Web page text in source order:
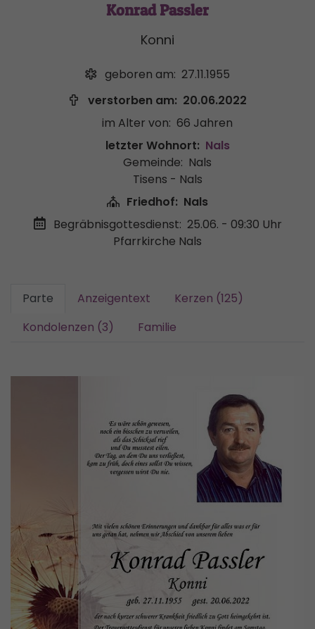
Konrad Passler
Konni
geboren am: 27.11.1955
verstorben am: 20.06.2022
im Alter von: 66 Jahren
letzter Wohnort: Nals
Gemeinde: Nals
Tisens - Nals
Friedhof: Nals
Begräbnisgottesdienst: 25.06. - 09:30 Uhr
Pfarrkirche Nals
Parte Anzeigentext
Kerzen (125)
Kondolenzen (3)
Familie